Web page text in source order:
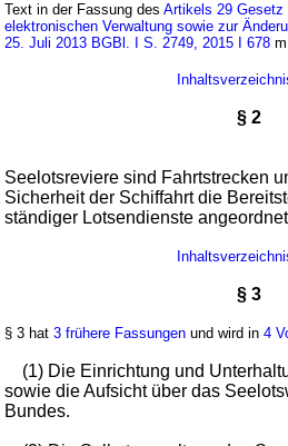
Text in der Fassung desArtikels 29 Gesetz
elektronischen Verwaltung sowie zur
25. Juli 2013 BGBl. I S. 2749, 2015 I 678
§ 2
Seelotsreviere sind Fahrtstrecken
Sicherheit der Schiffahrt die
ständiger Lotsendienste
§ 3
§ 3 hat3 frühere Fassungen und wird in4
(1) Die Einrichtung und
sowie die Aufsicht über das
Bundes.